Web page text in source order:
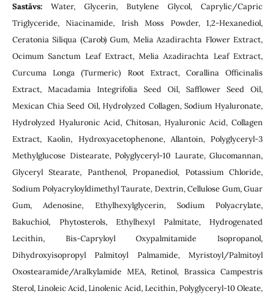
Sastāvs: Water, Glycerin, Butylene Glycol, Caprylic/Capric
Triglyceride, Niacinamide, Irish Moss Powder, 1,2-Hexanediol,
Ceratonia Siliqua (Carob) Gum, Melia Azadirachta Flower Extract,
Ocimum Sanctum Leaf Extract, Melia Azadirachta Leaf Extract,
Curcuma Longa (Turmeric) Root Extract, Corallina Officinalis
Extract, Macadamia Integrifolia Seed Oil, Safflower Seed Oil,
Mexican Chia Seed Oil, Hydrolyzed Collagen, Sodium Hyaluronate,
Hydrolyzed Hyaluronic Acid, Chitosan, Hyaluronic Acid, Collagen
Extract, Kaolin, Hydroxyacetophenone, Allantoin, Polyglyceryl-3
Methylglucose Distearate, Polyglyceryl-10 Laurate, Glucomannan,
Glyceryl Stearate, Panthenol, Propanediol, Potassium Chloride,
Sodium Polyacryloyldimethyl Taurate, Dextrin, Cellulose Gum, Guar
Gum, Adenosine, Ethylhexylglycerin, Sodium Polyacrylate,
Bakuchiol, Phytosterols, Ethylhexyl Palmitate, Hydrogenated
Lecithin, Bis-Capryloyl Oxypalmitamide Isopropanol,
Dihydroxyisopropyl Palmitoyl Palmamide, Myristoyl/Palmitoyl
Oxostearamide/Aralkylamide MEA, Retinol, Brassica Campestris
Sterol, Linoleic Acid, Linolenic Acid, Lecithin, Polyglyceryl-10 Oleate,